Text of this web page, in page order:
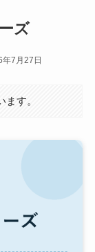
ズ
7月27日
す。